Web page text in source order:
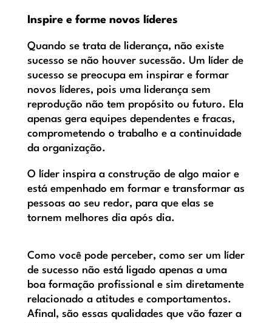
Inspire e forme novos líderes
Quando se trata de liderança, não existe
sucesso se não houver sucessão. Um líder de
sucesso se preocupa em inspirar e formar
novos líderes, pois uma liderança sem
reprodução não tem propósito ou futuro. Ela
apenas gera equipes dependentes e fracas,
comprometendo o trabalho e a continuidade
da organização.
O líder inspira a construção de algo maior e
está empenhado em formar e transformar as
pessoas ao seu redor, para que elas se
tornem melhores dia após dia.
Como você pode perceber, como ser um líder
de sucesso não está ligado apenas a uma
boa formação profissional e sim diretamente
relacionado a atitudes e comportamentos.
Afinal, são essas qualidades que vão fazer a